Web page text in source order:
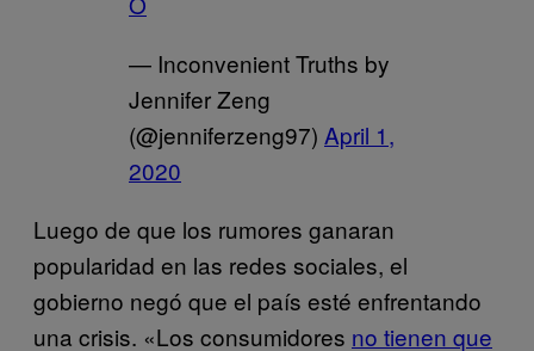
— Inconvenient Truths by
Jennifer Zeng
(@jenniferzeng97) April 1,
2020
Luego de que los rumores ganaran
popularidad en las redes sociales, el
gobierno negó que el país esté enfrentando
una crisis. «Los consumidores no tienen que